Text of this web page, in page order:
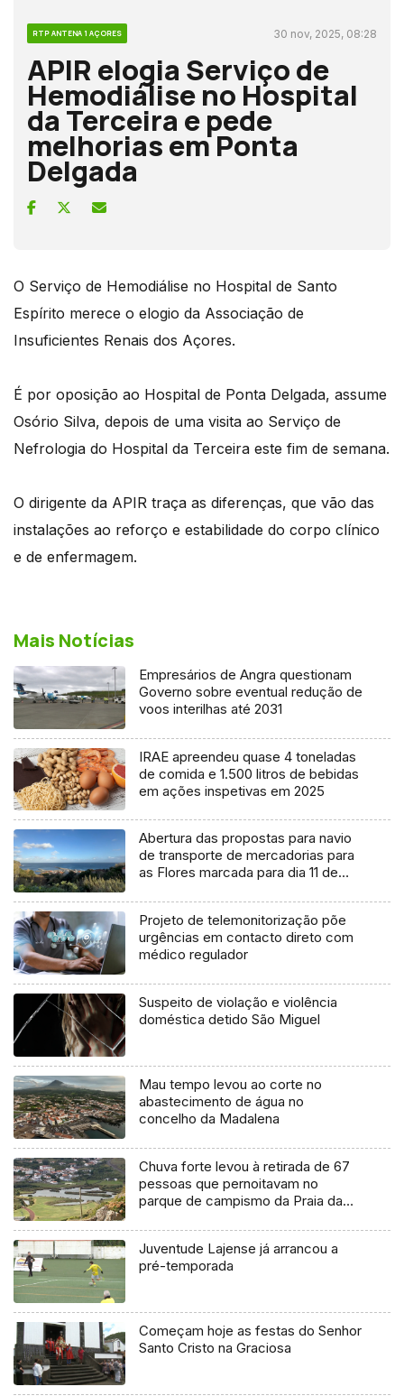
RTP ANTENA 1 AÇORES 30 nov, 2025, 08:28
APIR elogia Serviço de
Hemodiálise no Hospital
da Terceira e pede
melhorias em Ponta
Delgada
O Serviço de Hemodiálise no Hospital de Santo
Espírito merece o elogio da Associação de
Insuficientes Renais dos Açores.
É por oposição ao Hospital de Ponta Delgada, assume
Osório Silva, depois de uma visita ao Serviço de
Nefrologia do Hospital da Terceira este fim de semana.
O dirigente da APIR traça as diferenças, que vão das
instalações ao reforço e estabilidade do corpo clínico
e de enfermagem.
Mais Notícias
Empresários de Angra questionam
Governo sobre eventual redução de
voos interilhas até 2031
IRAE apreendeu quase 4 toneladas
de comida e 1.500 litros de bebidas
em ações inspetivas em 2025
Abertura das propostas para navio
de transporte de mercadorias para
as Flores marcada para dia 11 de
Projeto de telemonitorização põe
urgências em contacto direto com
médico regulador
Suspeito de violação e violência
doméstica detido São Miguel
Mau tempo levou ao corte no
abastecimento de água no
concelho da Madalena
Chuva forte levou à retirada de 67
pessoas que pernoitavam no
parque de campismo da Praia da
Juventude Lajense já arrancou a
pré-temporada
Começam hoje as festas do Senhor
Santo Cristo na Graciosa